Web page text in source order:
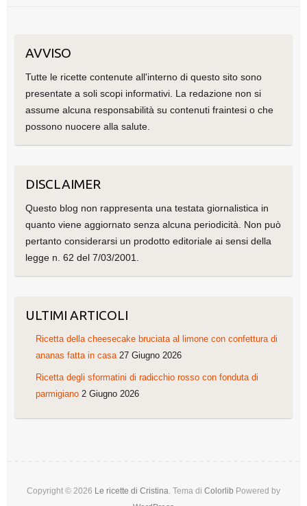
AVVISO
Tutte le ricette contenute all'interno di questo sito sono
presentate a soli scopi informativi. La redazione non si
assume alcuna responsabilità su contenuti fraintesi o che
possono nuocere alla salute.
DISCLAIMER
Questo blog non rappresenta una testata giornalistica in
quanto viene aggiornato senza alcuna periodicità. Non può
pertanto considerarsi un prodotto editoriale ai sensi della
legge n. 62 del 7/03/2001.
ULTIMI ARTICOLI
Ricetta della cheesecake bruciata al limone con confettura di
ananas fatta in casa 27 Giugno 2026
Ricetta degli sformatini di radicchio rosso con fonduta di
parmigiano 2 Giugno 2026
Copyright © 2026 Le ricette di Cristina. Tema di Colorlib Powered by